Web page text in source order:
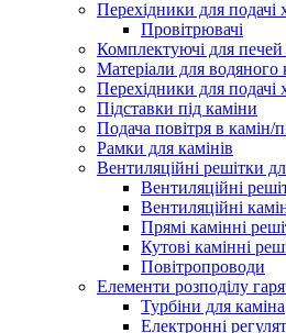
Перехідники для подачі
Провітрювачі
Комплектуючі для печей
Матеріали для водяного
Перехідники для подачі
Підставки під каміни
Подача повітря в камін/
Рамки для камінів
Вентиляційні решітки
Вентиляційні
Вентиляційні
Прямі камінні
Кутові камінні
Повітропроводи
Елементи розподілу
Турбіни для каміна
Електронні